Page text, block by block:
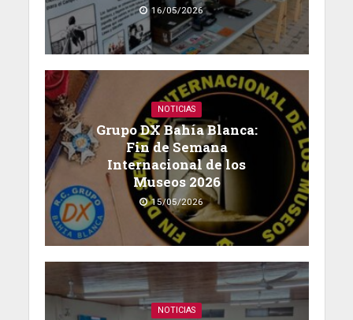
16/05/2026
NOTICIAS
Grupo DX Bahía Blanca:
Fin de Semana
Internacional de los
Museos 2026
15/05/2026
NOTICIAS